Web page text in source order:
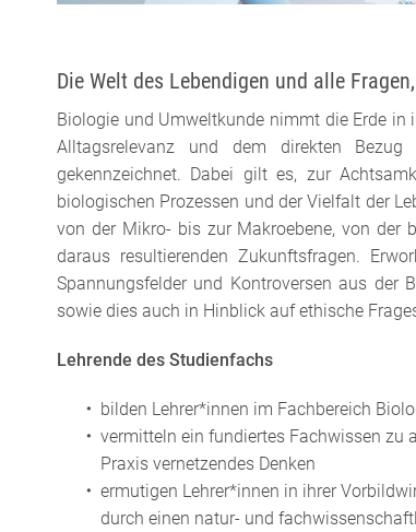
Die Welt des Lebendigen und alle
Biologie und Umweltkunde nimmt die Erde
Alltagsrelevanz und dem direkten
gekennzeichnet. Dabei gilt es, zur
biologischen Prozessen und der Vielfalt der
von der Mikro- bis zur Makroebene, von der
daraus resultierenden Zukunftsfragen.
Spannungsfelder und Kontroversen aus der
sowie dies auch in Hinblick auf ethische
Lehrende des Studienfachs
bilden Lehrer*innen im Fachbereich
vermitteln ein fundiertes Fachwissen zu
Praxis vernetzendes Denken
ermutigen Lehrer*innen in ihrer
durch einen natur- und